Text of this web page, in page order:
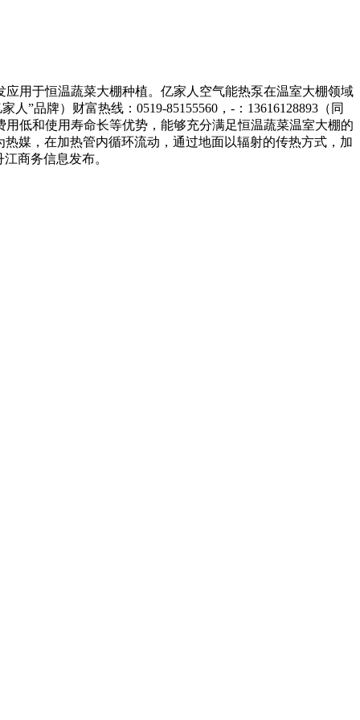
用于恒温蔬菜大棚种植。亿家人空气能热泵在温室大棚领域
”品牌）财富热线：0519-85155560，-：13616128893（同
低和使用寿命长等优势，能够充分满足恒温蔬菜温室大棚的
媒，在加热管内循环流动，通过地面以辐射的传热方式，加
商务信息发布。